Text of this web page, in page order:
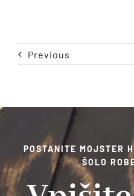
Previous
POSTANITE MOJSTER
ŠOLO